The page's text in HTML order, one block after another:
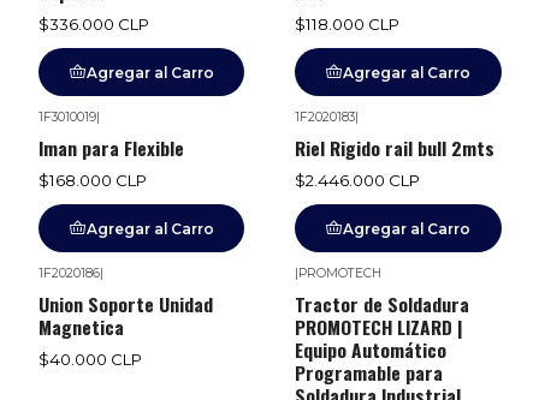
$336.000 CLP
Agregar al Carro
$118.000 CLP
Agregar al Carro
1F3010019|
Iman para Flexible
$168.000 CLP
Agregar al Carro
1F2020183
Riel Rigido rail bull 2mts
$2.446.000 CLP
Agregar al Carro
1F2020186|
Union Soporte Unidad
Magnetica
$40.000 CLP
PROMOTECH
Tractor de Soldadura
PROMOTECH LIZARD |
Equipo Automático
Programable para